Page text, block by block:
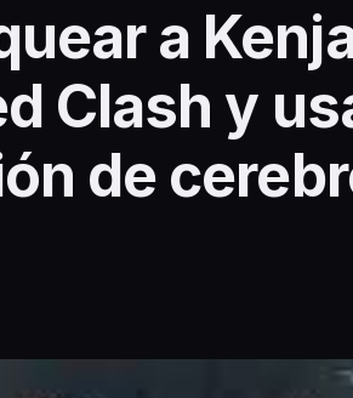
a
Clash y
de